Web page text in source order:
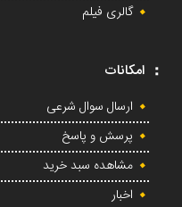
گالری فیلم
امکانات
ارسال سوال شرعی
پرسش و پاسخ
مشاهده سبد خرید
اخبار